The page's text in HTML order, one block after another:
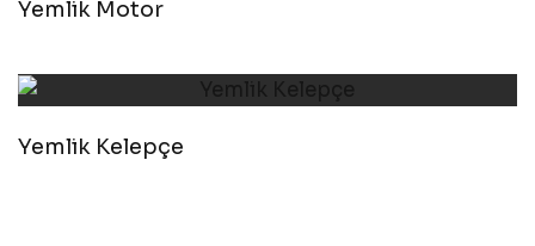
Yemlik Motor
Yemlik Kelepçe